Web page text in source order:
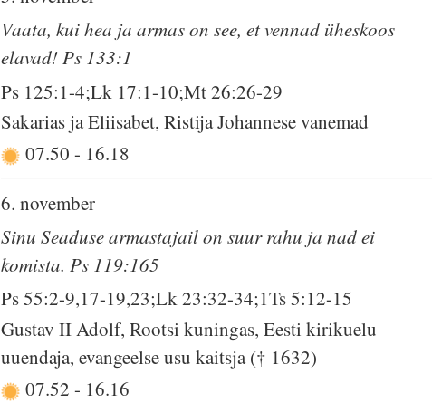
Vaata, kui hea ja armas on see, et vennad üheskoos
elavad! Ps 133:1
Ps 125:1-4;Lk 17:1-10;Mt 26:26-29
Sakarias ja Eliisabet, Ristija Johannese vanemad
07.50- 16.18
6. november
Sinu Seaduse armastajail on suur rahu ja nad ei
komista. Ps 119:165
Ps 55:2-9,17-19,23;Lk 23:32-34;1Ts 5:12-15
Gustav II Adolf, Rootsi kuningas, Eesti kirikuelu
uuendaja, evangeelse usu kaitsja († 1632)
07.52- 16.16